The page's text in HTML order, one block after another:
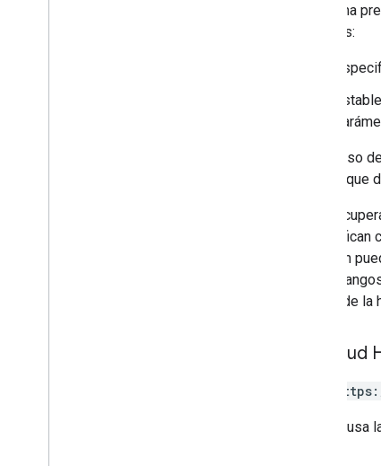
De forma
maneras:
En el caso
cálculo que
Para
especifican
También
varios
partes de
Solicitud
GET
La URL usa